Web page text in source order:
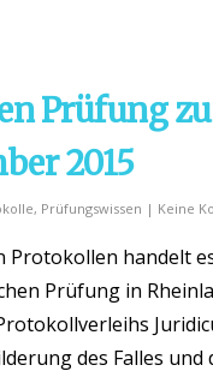
Prüfung
2015
, Prüfungswissen | Keine
Protokollen handelt
Prüfung in
des Falles